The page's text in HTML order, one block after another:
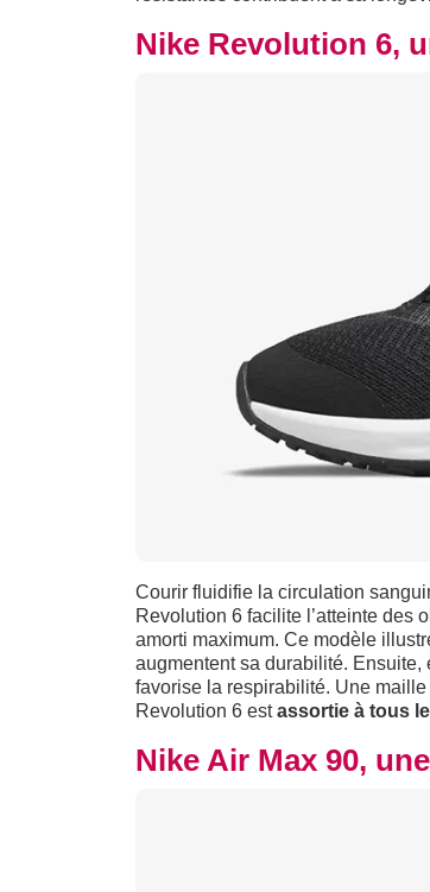
Nike Revolution 6,
Courir fluidifie la circulation
Revolution 6 facilite l’atteinte des
amorti maximum. Ce modèle
augmentent sa durabilité. Ensuite,
favorise la respirabilité. Une
Revolution 6 estassortie à tous
Nike Air Max 90,